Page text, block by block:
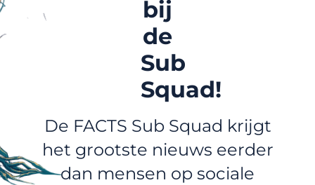
bij
de
Sub
Squad!
De FACTS Sub Squad krijgt
het grootste nieuws eerder
dan mensen op sociale